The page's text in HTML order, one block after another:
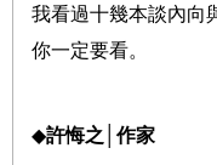
我看過十幾本談內向
你一定要看。
◆許悔之 作家